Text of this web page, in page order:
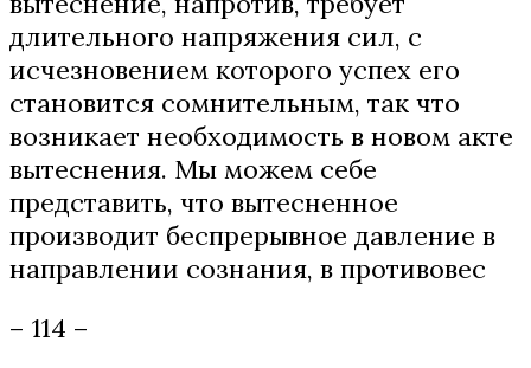
длительного напряжения сил, с
исчезновением которого успех его
становится сомнительным, так что
возникает необходимость в новом акте
вытеснения. Мы можем себе
представить, что вытесненное
производит беспрерывное давление в
направлении сознания, в противовес
– 114 –